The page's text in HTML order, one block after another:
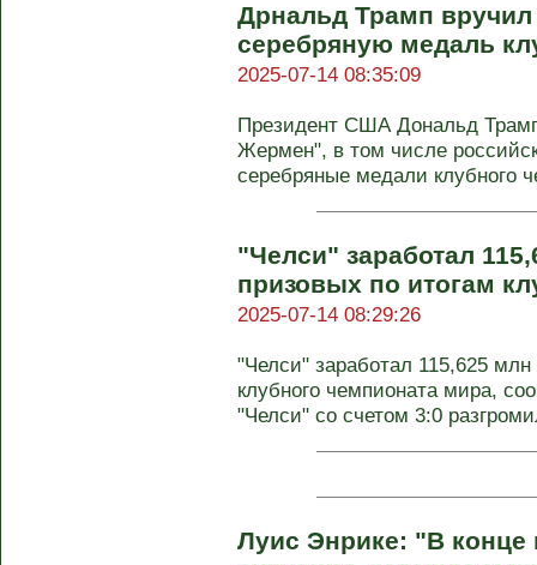
Дрнальд Трамп
серебряную медаль
2025-07-14 08:35:09
Президент США Дональд
Жермен", в том числе
серебряные медали клубного
"Челси" заработал
призовых по итогам
2025-07-14 08:29:26
"Челси" заработал 115,625
клубного чемпионата мира,
"Челси" со счетом 3:0
Луис Энрике: "В конце